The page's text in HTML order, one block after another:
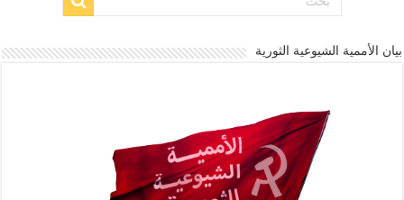
بيان الأممية الشيوعية الثورية